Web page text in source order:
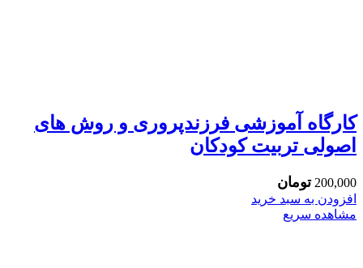
کارگاه آموزشی فرزندپروری و روش های
اصولی تربیت کودکان
200,000 تومان
افزودن به سبد خرید
مشاهده سریع